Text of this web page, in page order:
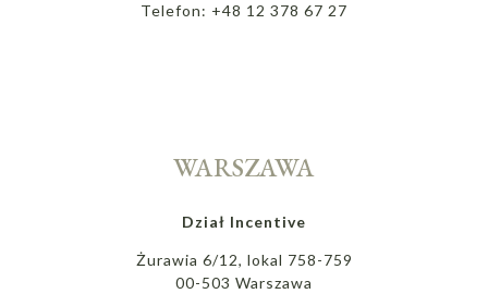
Telefon: +48 12 378 67 27
WARSZAWA
Dział Incentive
Żurawia 6/12, lokal 758-759
00-503 Warszawa